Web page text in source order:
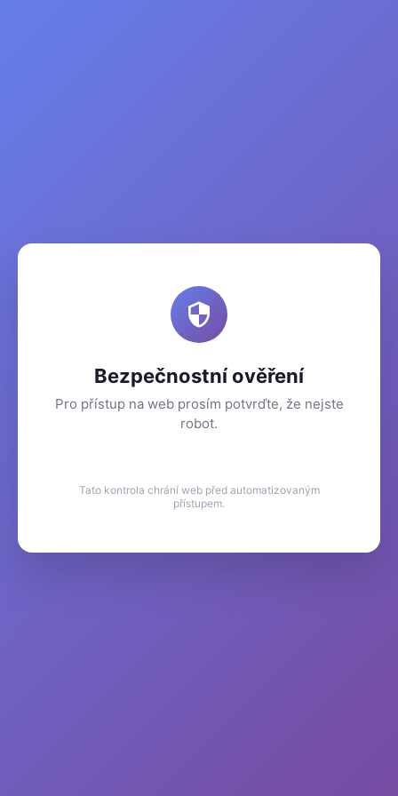
Bezpečnostní ověření
Pro přístup na web prosím potvrďte, že nejste
robot.
Tato kontrola chrání web před automatizovaným
přístupem.